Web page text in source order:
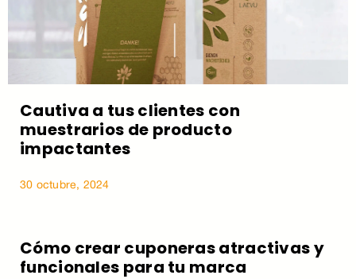
Cautiva a tus clientes con
muestrarios de producto
impactantes
30 octubre, 2024
Cómo crear cuponeras atractivas y
funcionales para tu marca